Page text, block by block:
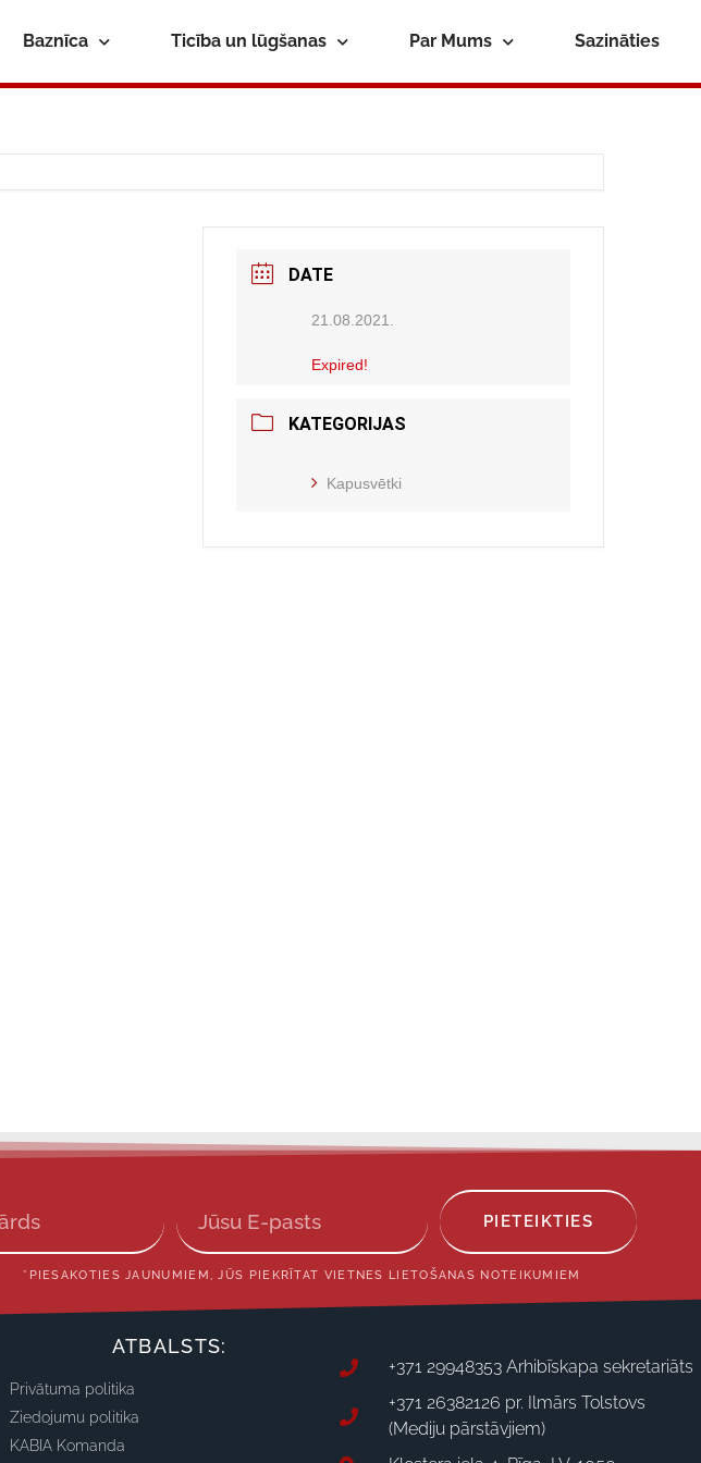
Baznīca Ticība un lūgšanas Par Mums Sazināties
DATE
21.08.2021.
Expired!
KATEGORIJAS
Kapusvētki
PIETEIKTIES
*PIESAKOTIES JAUNUMIEM, JŪS PIEKRĪTAT VIETNES LIETOŠANAS NOTEIKUMIEM
ATBALSTS:
Privātuma politika
Ziedojumu politika
KABIA Komanda
+371 29948353 Arhibīskapa sekretariāts
+371 26382126 pr. Ilmārs Tolstovs
(Mediju pārstāvjiem)